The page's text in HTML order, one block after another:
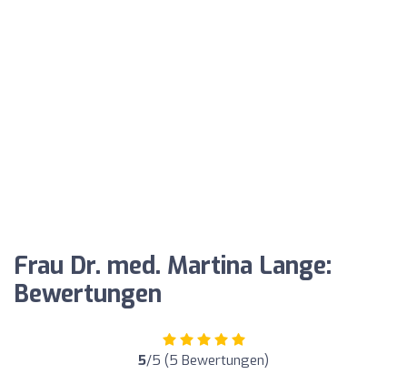
Frau Dr. med. Martina Lange:
Bewertungen
5/5 (5 Bewertungen)